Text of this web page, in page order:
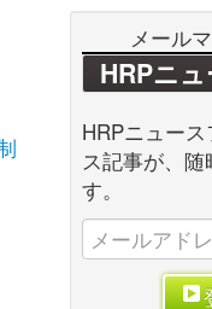
メール
HRPニ
HRPニュー
ス記事が、随
す。